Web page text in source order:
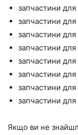
запчастини
запчастини
запчастини
запчастини
запчастини
запчастини
запчастини
запчастини
Якщо ви не